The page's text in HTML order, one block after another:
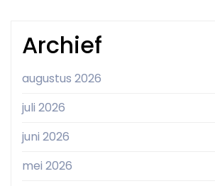
Archief
augustus 2026
juli 2026
juni 2026
mei 2026